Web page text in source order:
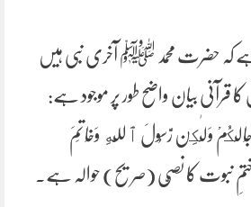
ہے کہ حضرت محمد ﷺ آخری نبی ہیں
بیان واضح طور پر موجود ہے:
رِّجَالِكُمْ وَلَٰكِن رَّسُولَ ٱللَّهِ وَخَاتَمَ
نبوت کا نصّی (صریح) حوالہ ہے۔